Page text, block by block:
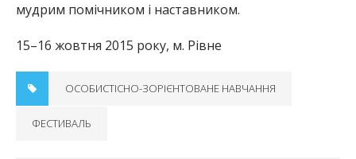
мудрим помічником і наставником.
15–16 жовтня 2015 року, м. Рівне
ОСОБИСТІСНО-ЗОРІЄНТОВАНЕ НАВЧАННЯ
ФЕСТИВАЛЬ